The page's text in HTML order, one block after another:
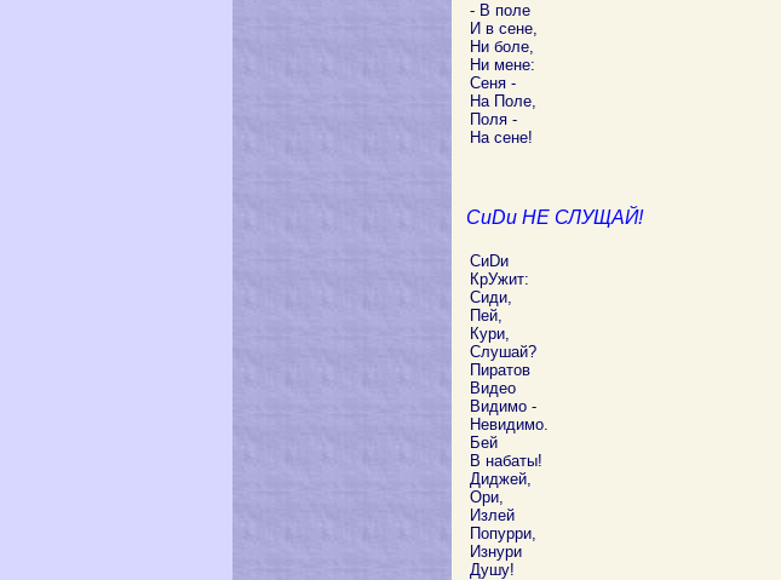
- В поле
И в сене,
Ни боле,
Ни мене:
Сеня -
На Поле,
Поля -
На сене!
CиDи НЕ СЛУЩАЙ!
CиDи
КрУжит:
Сиди,
Пей,
Кури,
Слушай?
Пиратов
Видео
Видимо -
Невидимо.
Бей
В набаты!
Диджей,
Ори,
Излей
Попурри,
Изнури
Душу!